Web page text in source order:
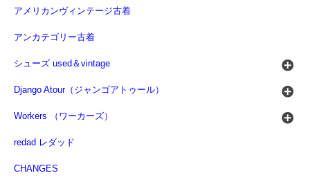
アメリカンヴィンテージ古着
アンカテゴリー古着
シューズ used＆vintage
Django Atour（ジャンゴアトゥール）
Workers （ワーカーズ）
redad レダッド
CHANGES